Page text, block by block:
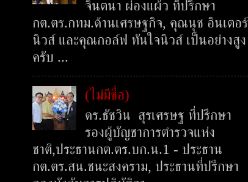
จินตนา ผ่องแผ้ว ที่ปรึกษา
กต.ตร.กทม.ด้านเศรษฐกิจ, คุณนุช อินเตอร์
นิวส์ และคุณกอล์ฟ ทันใจนิวส์ เป็นอย่างสูง
ครับ ...
(ไม่มีชื่อ)
ดร.ธัชวิน สุรเศรษฐ ที่ปรึกษา
รองผู้บัญชาการตำรวจแห่ง
ชาติ,ประธานกต.ตร.บก.น.1 - ประธาน
กต.ตร.สน.ชนะสงคราม, ประธานที่ปรึกษา